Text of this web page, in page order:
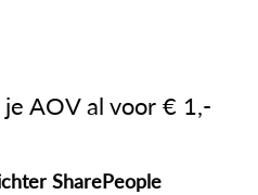
AOV al voor € 1,-
SharePeople